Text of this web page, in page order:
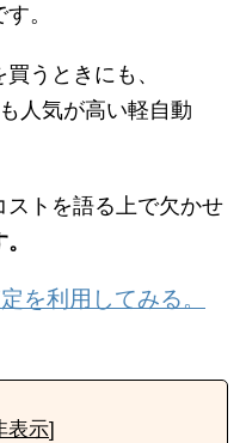
。
うときにも、
人気が高い軽自動
トを語る上で欠かせ
を利用してみる。
表示]